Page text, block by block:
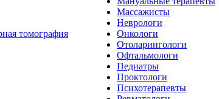
томография
Массажисты
Неврологи
Онкологи
Отоларингологи
Офтальмологи
Педиатры
Проктологи
Психотерапевты